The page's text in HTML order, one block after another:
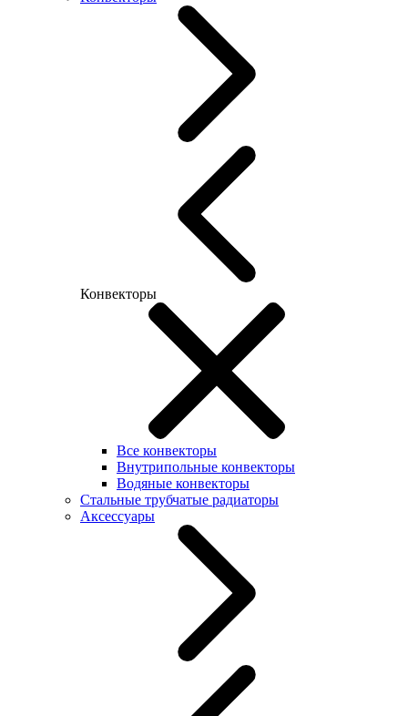
Конвекторы
Все конвекторы
Внутрипольные конвекторы
Водяные конвекторы
Стальные трубчатые радиаторы
Аксессуары